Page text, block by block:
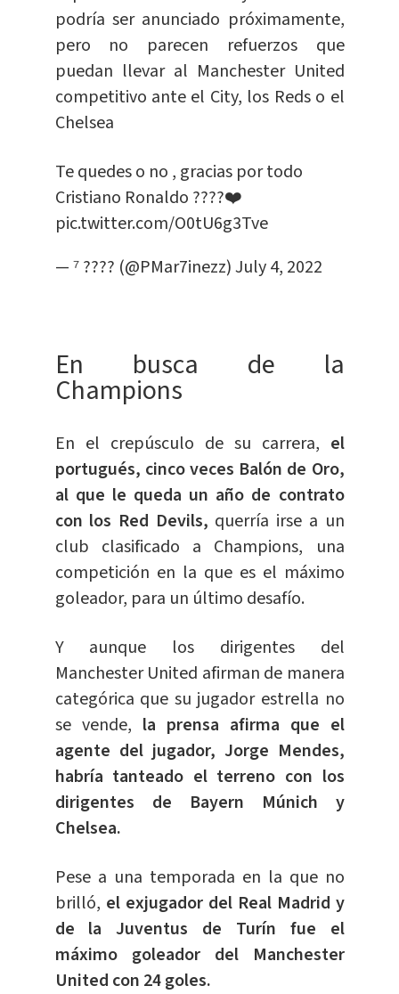
podría ser anunciado próximamente,
pero no parecen refuerzos que
puedan llevar al Manchester United
competitivo ante el City, los Reds o el
Chelsea
Te quedes o no , gracias por todo
Cristiano Ronaldo ????️❤️
pic.twitter.com/O0tU6g3Tve
— ⁷ ???? (@PMar7inezz)July 4, 2022
En busca de la
Champions
En el crepúsculo de su carrera, el
portugués, cinco veces Balón de Oro,
al que le queda un año de contrato
con los Red Devils, querría irse a un
club clasificado a Champions, una
competición en la que es el máximo
goleador, para un último desafío.
Y aunque los dirigentes del
Manchester United afirman de manera
categórica que su jugador estrella no
se vende, la prensa afirma que el
agente del jugador, Jorge Mendes,
habría tanteado el terreno con los
dirigentes de Bayern Múnich y
Chelsea.
Pese a una temporada en la que no
brilló, el exjugador del Real Madrid y
de la Juventus de Turín fue el
máximo goleador del Manchester
United con 24 goles.